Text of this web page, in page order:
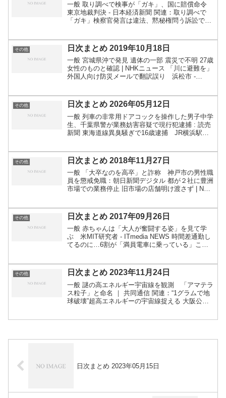
一般 取り調べで検事が「ガキ」、国に賠償命令
東京地裁判決 - 日本経済新聞 関連：取り調べで
「ガキ」検察官発言は違法、黙秘権問う訴訟で国
分くら...
その他 日次まとめ 2019年10月18日
一般 宮城県沖で発見 遺体の一部 震災で不明 27歳
女性のものと確認 | NHKニュース 「川に避難を」
外国人向け防災メールで翻訳誤り 浜松市 -
その他 日次まとめ 2026年05月12日
一般 列車の非常用ドアコックを操作した男子中学
生、千葉県警が業務妨害容疑で現行犯逮捕 : 読売
新聞 東海道線異臭騒ぎで16歳逮捕 JR横浜駅で
その他 日次まとめ 2018年11月27日
一般 「大卒なのを高卒」と詐称 神戸市の男性職
員を懲戒免職：朝日新聞デジタル 都が２社に豊洲
市場での業務停止 旧市場の店舗明け渡さず | NHK
その他 日次まとめ 2017年09月26日
一般 赤ちゃんは「大人が奮闘する姿」を見て学
ぶ 米MIT研究者 - ITmedia NEWS 時間差通勤し
てるのに…6割が「満員電車に乗っている」こと
その他 日次まとめ 2023年11月24日
一般 謎の高エネルギー宇宙線を観測 「アマテラ
ス粒子」と命名 ｜ 共同通信 関連：“1グラムで地
球破壊”超高エネルギーの宇宙線捉える 大阪公立
日次まとめ 2023年05月15日